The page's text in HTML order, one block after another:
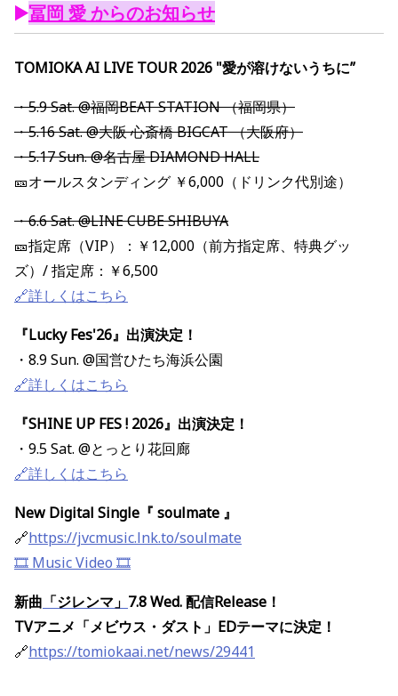
▶️冨岡 愛 からのお知らせ
TOMIOKA AI LIVE TOUR 2026 "愛が溶けないうちに”
・5.9 Sat. @福岡BEAT STATION （福岡県）
・5.16 Sat. @大阪 心斎橋 BIGCAT （大阪府）
・5.17 Sun. @名古屋 DIAMOND HALL
🎫オールスタンディング ￥6,000（ドリンク代別途）
・6.6 Sat. @LINE CUBE SHIBUYA
🎫指定席（VIP）：￥12,000（前方指定席、特典グッ
ズ）/ 指定席：￥6,500
🔗詳しくはこちら
『Lucky Fes'26』出演決定！
・8.9 Sun. @国営ひたち海浜公園
🔗詳しくはこちら
『SHINE UP FES ! 2026』出演決定！
・9.5 Sat. @とっとり花回廊
🔗詳しくはこちら
New Digital Single『 soulmate 』
🔗https://jvcmusic.lnk.to/soulmate
🎞️ Music Video 🎞️
新曲 「ジレンマ」 7.8 Wed. 配信Release！
TVアニメ「メビウス・ダスト」EDテーマに決定！
🔗https://tomiokaai.net/news/29441